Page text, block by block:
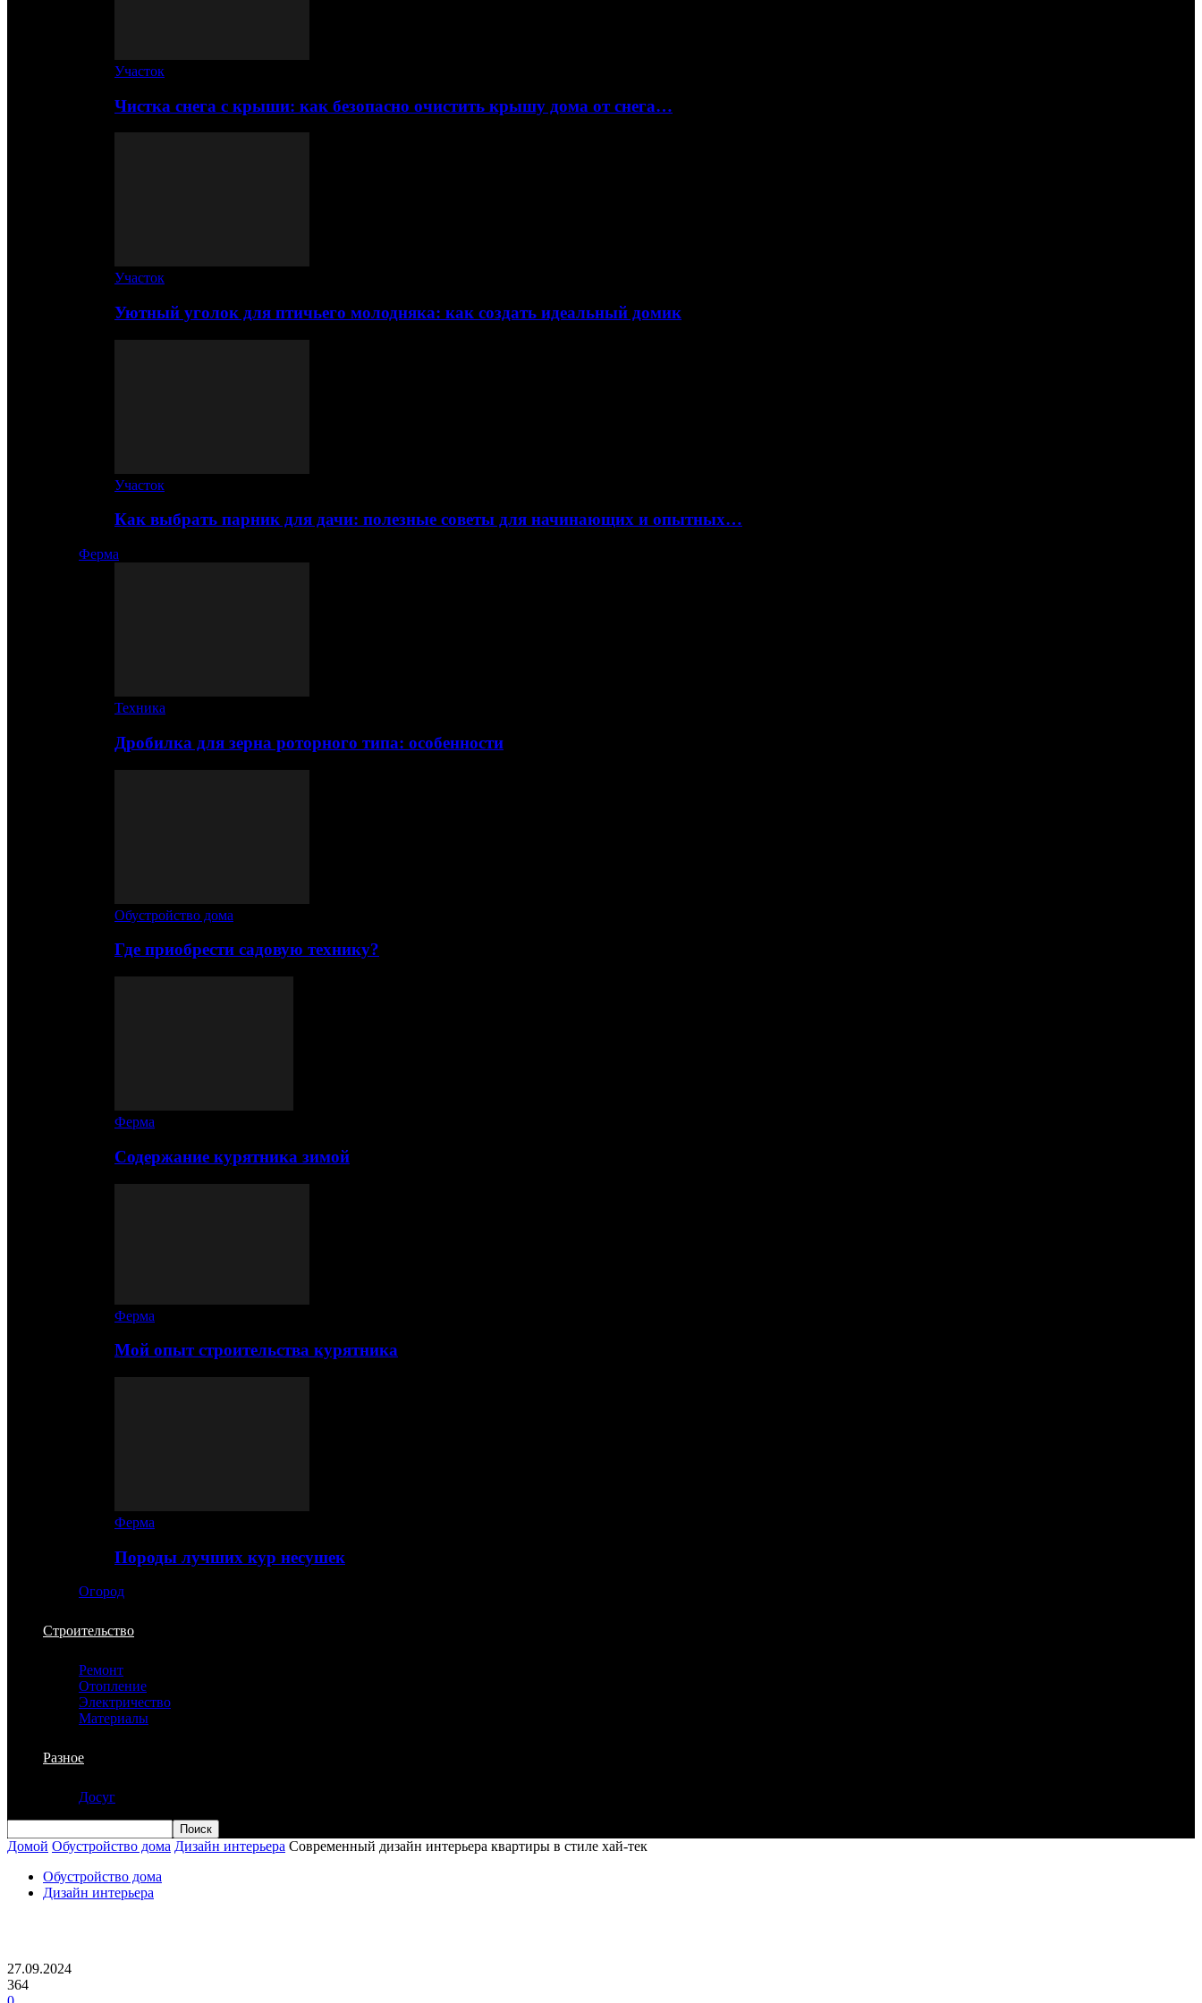
Участок
Чистка снега с крыши: как безопасно очистить крышу дома от снега…
Участок
Уютный уголок для птичьего молодняка: как создать идеальный домик
Участок
Как выбрать парник для дачи: полезные советы для начинающих и опытных…
Ферма
Техника
Дробилка для зерна роторного типа: особенности
Обустройство дома
Где приобрести садовую технику?
Ферма
Содержание курятника зимой
Ферма
Мой опыт строительства курятника
Ферма
Породы лучших кур несушек
Огород
Строительство
Ремонт
Отопление
Электричество
Материалы
Разное
Досуг
Домой Обустройство дома Дизайн интерьера Современный дизайн интерьера квартиры в стиле хай-тек
Обустройство дома
Дизайн интерьера
27.09.2024
364